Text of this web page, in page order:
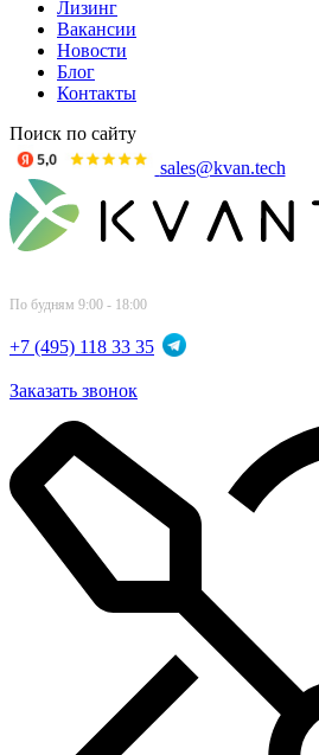
Лизинг
Вакансии
Новости
Блог
Контакты
Поиск по сайту
sales@kvan.tech
По будням 9:00 - 18:00
+7 (495) 118 33 35
Заказать звонок